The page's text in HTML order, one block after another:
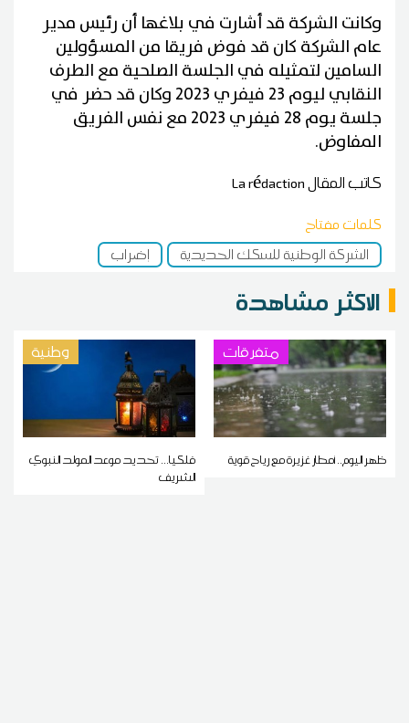
وكانت الشركة قد أشارت في بلاغها أن رئيس مدير
عام الشركة كان قد فوض فريقا من المسؤولين
السامين لتمثيله في الجلسة الصلحية مع الطرف
النقابي ليوم 23 فيفري 2023 وكان قد حضر في
جلسة يوم 28 فيفري 2023 مع نفس الفريق
المفاوض.
كاتب المقالLa rédaction
كلمات مفتاح
الشركة الوطنية للسكك الحديدية
إضراب
الاكثر مشاهدة
متفرقات
ظهر اليوم.. أمطار غزيرة مع رياح قوية
وطنية
فلكيا... تحديد موعد المولد النبوي
الشريف